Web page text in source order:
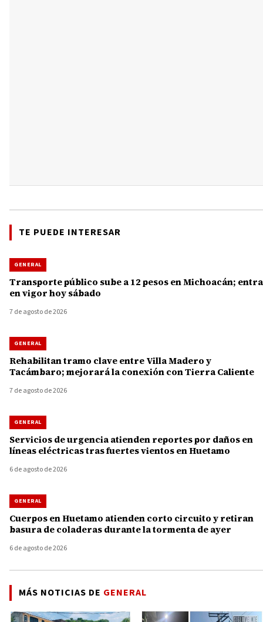
TE PUEDE INTERESAR
GENERAL
Transporte público sube a 12 pesos en Michoacán; entra
en vigor hoy sábado
7 de agosto de 2026
GENERAL
Rehabilitan tramo clave entre Villa Madero y
Tacámbaro; mejorará la conexión con Tierra Caliente
7 de agosto de 2026
GENERAL
Servicios de urgencia atienden reportes por daños en
líneas eléctricas tras fuertes vientos en Huetamo
6 de agosto de 2026
GENERAL
Cuerpos en Huetamo atienden corto circuito y retiran
basura de coladeras durante la tormenta de ayer
6 de agosto de 2026
MÁS NOTICIAS DE GENERAL